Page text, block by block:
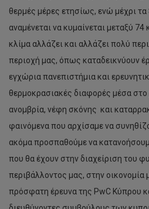
θερμές μέρες ετησίως, ενώ μέχρι
αναμένεται να κυμαίνεται μεταξύ
κλίμα αλλάζει και αλλάζει πολύ
περιοχή μας, όπως καταδεικνύουν
εγχώρια πανεπιστήμια και
θερμοκρασιακές διαφορές μέσα
ανομβρία, νέφη σκόνης και
φαινόμενα που αρχίσαμε να
ακόμα προσπαθούμε να
που θα έχουν στην διαχείριση του
περιβάλλοντος μας, στην οικονομία
πρόσφατη έρευνα της PwC Κύπρου